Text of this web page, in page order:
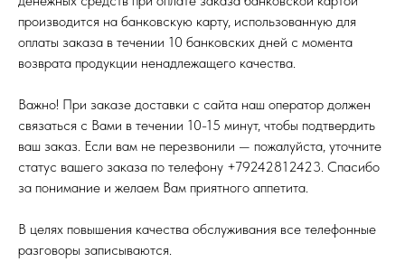
производится на банковскую карту, использованную для
оплаты заказа в течении 10 банковских дней с момента
возврата продукции ненадлежащего качества.
Важно! При заказе доставки с сайта наш оператор должен
связаться с Вами в течении 10-15 минут, чтобы подтвердить
ваш заказ. Если вам не перезвонили — пожалуйста, уточните
статус вашего заказа по телефону +79242812423. Спасибо
за понимание и желаем Вам приятного аппетита.
В целях повышения качества обслуживания все телефонные
разговоры записываются.